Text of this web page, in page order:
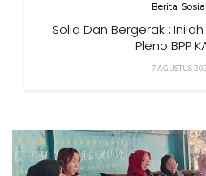
Berita Sosial
Solid Dan Bergerak :
Pleno BPP
7 AGUSTUS